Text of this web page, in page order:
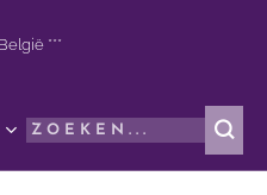
***